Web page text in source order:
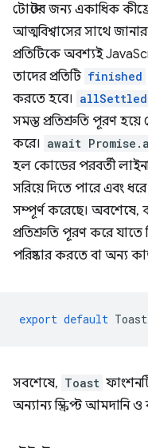
টোস্টের জন্য একাধিক
আত্মবিশ্বাসের সাথে
প্রতিটিকে অবশ্যই
তাদের প্রতিটি finished
করতে হবে। allSettled
সমস্ত প্রতিশ্রুতি পূরণ
করে। await
হল কোডের পরবর্তী
সরিয়ে দিতে পারে এবং
সম্পূর্ণ করেছে। অবশেষে,
প্রতিশ্রুতি পূরণ করে যাতে
পরিষ্কার করতে বা অন্য
export default Toast
সবশেষে, Toast
অন্যান্য স্ক্রিপ্ট আমদানি